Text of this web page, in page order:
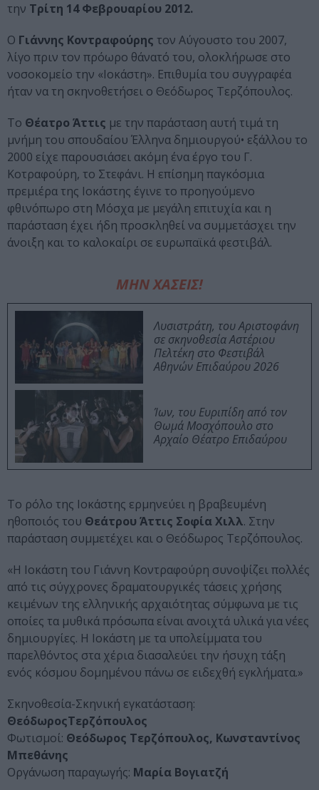
την Τρίτη 14 Φεβρουαρίου 2012.
Ο Γιάννης Κοντραφούρης τον Αύγουστο του 2007,
λίγο πριν τον πρόωρο θάνατό του, ολοκλήρωσε στο
νοσοκομείο την «Ιοκάστη». Επιθυμία του συγγραφέα
ήταν να τη σκηνοθετήσει ο Θεόδωρος Τερζόπουλος.
Το Θέατρο Άττις με την παράσταση αυτή τιμά τη
μνήμη του σπουδαίου Έλληνα δημιουργού• εξάλλου το
2000 είχε παρουσιάσει ακόμη ένα έργο του Γ.
Κοτραφούρη, το Στεφάνι. Η επίσημη παγκόσμια
πρεμιέρα της Ιοκάστης έγινε το προηγούμενο
φθινόπωρο στη Μόσχα με μεγάλη επιτυχία και η
παράσταση έχει ήδη προσκληθεί να συμμετάσχει την
άνοιξη και το καλοκαίρι σε ευρωπαϊκά φεστιβάλ.
ΜΗΝ ΧΑΣΕΙΣ!
Λυσιστράτη, του Αριστοφάνη
σε σκηνοθεσία Αστέριου
Πελτέκη στο Φεστιβάλ
Αθηνών Επιδαύρου 2026
Ίων, του Ευριπίδη από τον
Θωμά Μοσχόπουλο στο
Αρχαίο Θέατρο Επιδαύρου
Το ρόλο της Ιοκάστης ερμηνεύει η βραβευμένη
ηθοποιός του Θεάτρου Άττις Σοφία Χιλλ. Στην
παράσταση συμμετέχει και ο Θεόδωρος Τερζόπουλος.
«Η Ιοκάστη του Γιάννη Κοντραφούρη συνοψίζει πολλές
από τις σύγχρονες δραματουργικές τάσεις χρήσης
κειμένων της ελληνικής αρχαιότητας σύμφωνα με τις
οποίες τα μυθικά πρόσωπα είναι ανοιχτά υλικά για νέες
δημιουργίες. Η Ιοκάστη με τα υπολείμματα του
παρελθόντος στα χέρια διασαλεύει την ήσυχη τάξη
ενός κόσμου δομημένου πάνω σε ειδεχθή εγκλήματα.»
Σκηνοθεσία-Σκηνική εγκατάσταση:
ΘεόδωροςΤερζόπουλος
Φωτισμοί: Θεόδωρος Τερζόπουλος, Κωνσταντίνος
Μπεθάνης
Οργάνωση παραγωγής: Μαρία Βογιατζή